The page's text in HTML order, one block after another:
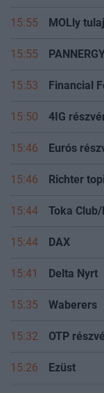
15:55 MOLly
15:55
15:53 Financial
15:50 4IG
15:46 Eurós
15:46 Richter
15:44
15:44 DAX
15:41 Delta Nyrt
15:35 Waberers
15:32 OTP
15:26 Ezüst